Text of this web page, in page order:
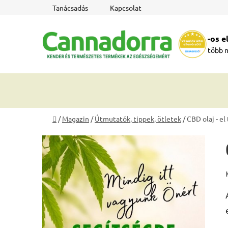
tartalomhoz
Tanácsadás Kapcsolat
-os
több
Kezdőlap
/ Magazin / Útmutatók, tippek, ötletek /CBD olaj -
O
l
d
a
l
s
ó